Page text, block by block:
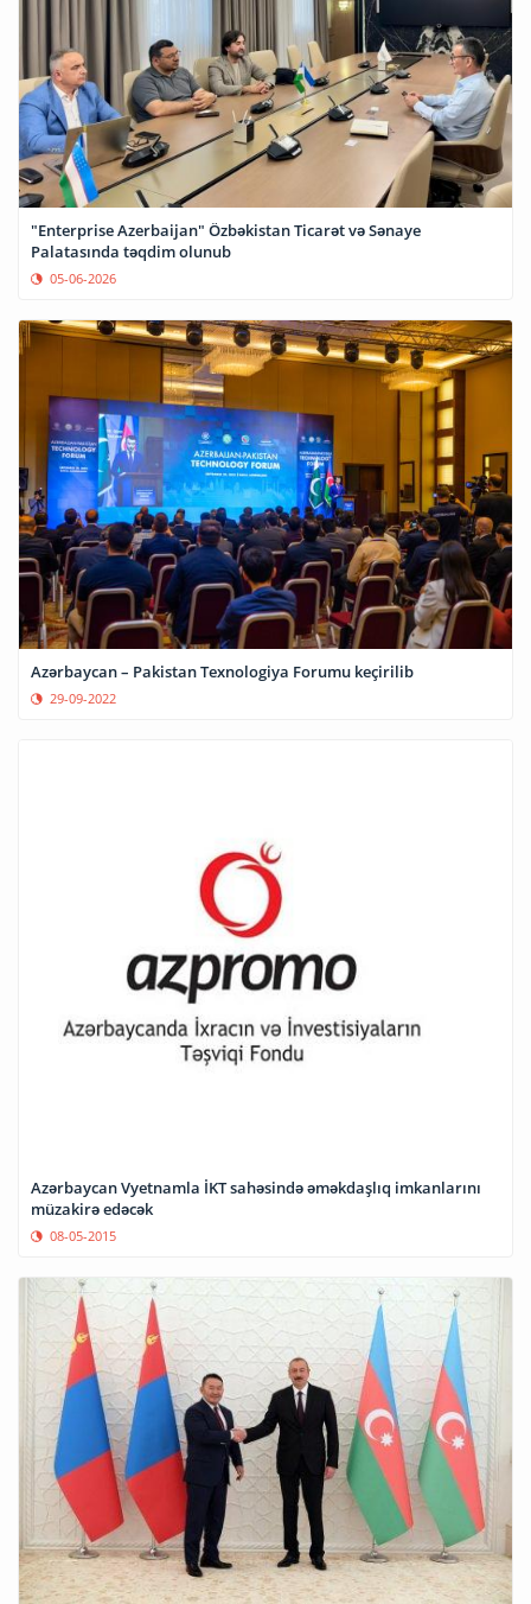
"Enterprise Azerbaijan" Özbəkistan Ticarət və Sənaye
Palatasında təqdim olunub
05-06-2026
Azərbaycan – Pakistan Texnologiya Forumu keçirilib
29-09-2022
Azərbaycan Vyetnamla İKT sahəsində əməkdaşlıq imkanlarını
müzakirə edəcək
08-05-2015